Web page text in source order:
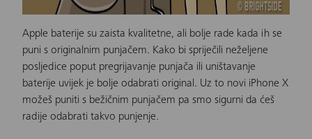
Apple baterije su zaista kvalitetne, ali bolje rade kada ih se
puni s originalnim punjačem. Kako bi spriječili neželjene
posljedice poput pregrijavanje punjača ili uništavanje
baterije uvijek je bolje odabrati original. Uz to novi iPhone X
možeš puniti s bežičnim punjačem pa smo sigurni da ćeš
radije odabrati takvo punjenje.